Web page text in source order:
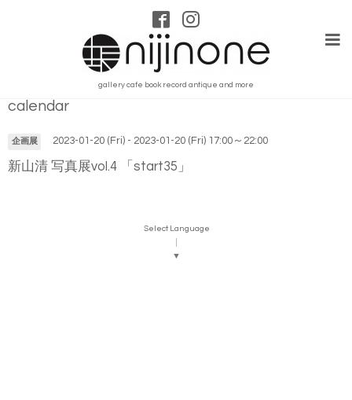
gallery cafe book record antique and more
calendar
企画展 2023-01-20 (Fri) - 2023-01-20 (Fri) 17:00～22:00
新山清 写真展vol.4 「start35」
Select Language
▼